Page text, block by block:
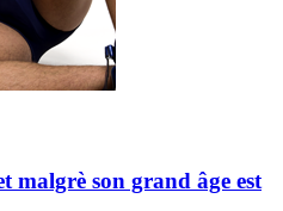
malgrè son grand âge est